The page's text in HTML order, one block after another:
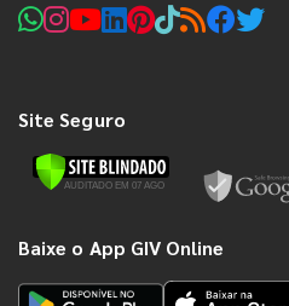
Site Seguro
Baixe o App GIV Online